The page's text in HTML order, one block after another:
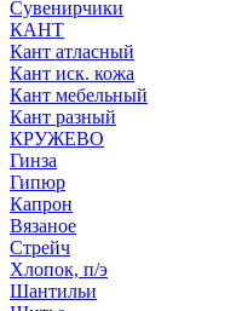
Сувенирчики
КАНТ
Кант атласный
Кант иск. кожа
Кант мебельный
Кант разный
КРУЖЕВО
Гинза
Гипюр
Капрон
Вязаное
Стрейч
Хлопок, п/э
Шантильи